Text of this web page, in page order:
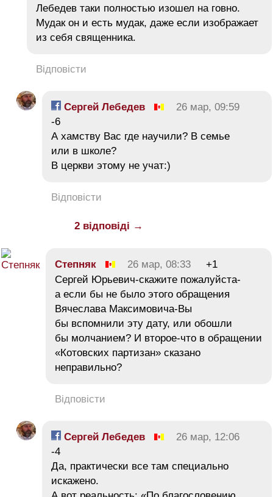
Лебедев таки полностью изошел на говно.
Мудaк он и есть мудaк, даже если изображает
из себя священника.
Відповісти
Сергей Лебедев
26 мар, 09:59
-6
А хамству Вас где научили? В семье
или в школе?
В церкви этому не учат:)
Відповісти
2 відповіді →
Cтепняк 26 мар, 08:33
+1
Сергей Юрьевич-скажите пожалуйста-
а если бы не было этого обращения
Вячеслава Максимовича-Вы
бы вспомнили эту дату, или обошли
бы молчанием? И второе-что в обращении
«Котовских партизан» сказано
неправильно?
Відповісти
Сергей Лебедев
26 мар, 12:06
-4
Да, практически все там специально
искажено.